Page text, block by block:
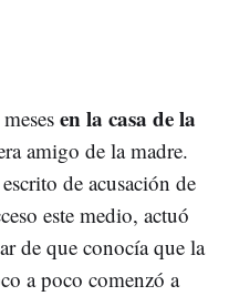
en la casa de la
amigo de la madre.
de acusación de
este medio, actuó
de que conocía que la
a poco comenzó a